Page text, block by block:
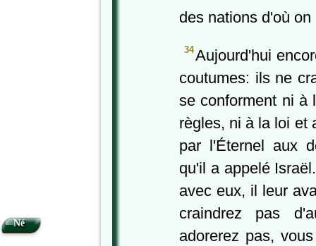
des nations d'où
34Aujourd'hui
coutumes: ils ne
se conforment ni à
règles, ni à la loi et
par l'Éternel aux
qu'il a appelé
avec eux, il leur
craindrez pas
adorerez pas,
Né